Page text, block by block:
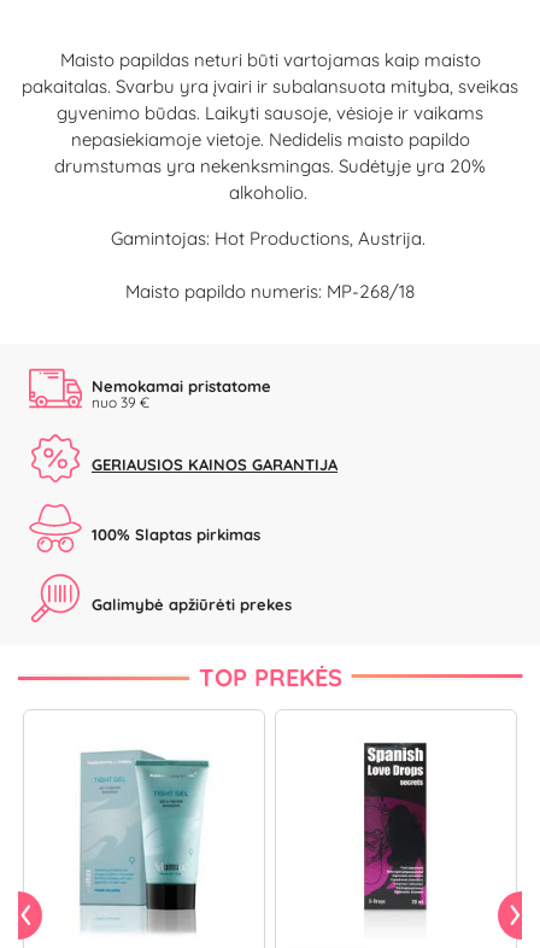
Maisto papildas neturi būti vartojamas kaip maisto
pakaitalas. Svarbu yra įvairi ir subalansuota mityba, sveikas
gyvenimo būdas. Laikyti sausoje, vėsioje ir vaikams
nepasiekiamoje vietoje. Nedidelis maisto papildo
drumstumas yra nekenksmingas. Sudėtyje yra 20%
alkoholio.
Gamintojas: Hot Productions, Austrija.
Maisto papildo numeris: MP-268/18
Nemokamai pristatome
nuo 39 €
GERIAUSIOS KAINOS GARANTIJA
100% Slaptas pirkimas
Galimybė apžiūrėti prekes
TOP PREKĖS